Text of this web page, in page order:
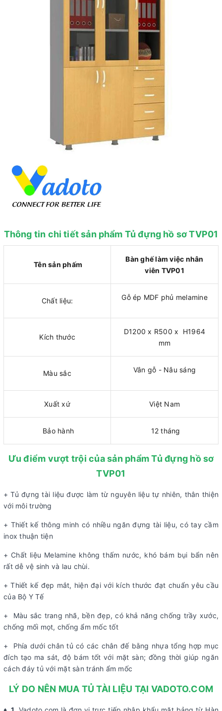
Thông tin chi tiết sản phẩm Tủ đựng hồ sơ TVP01
Tên sản phấm
Bàn ghế làm việc nhân
viên TVP01
Chất liệu: Gỗ ép MDF phủ melamine
Kích thước
D1200 x R500 x H1964
mm
Màu sắc Vân gỗ - Nâu sáng
Xuất xứ Việt Nam
Bảo hành 12 tháng
Ưu điểm vượt trội của sản phẩm Tủ đựng hồ sơ
TVP01
+ Tủ đựng tài liệu được làm từ nguyên liệu tự nhiên, thân thiện
với môi trường
+ Thiết kế thông minh có nhiều ngăn đựng tài liệu, có tay cầm
inox thuận tiện
+ Chất liệu Melamine không thấm nước, khó bám bụi bẩn nên
rất dễ vệ sinh và lau chùi.
+ Thiết kế đẹp mắt, hiện đại với kích thước đạt chuẩn yêu cầu
của Bộ Y Tế
+ Màu sắc trang nhã, bền đẹp, có khả năng chống trầy xước,
chống mối mọt, chống ẩm mốc tốt
+ Phía dưới chân tủ có các chân đế bằng nhựa tổng hợp mục
đích tạo ma sát, độ bám tốt với mặt sàn; đồng thời giúp ngăn
cách đáy tủ với mặt sàn tránh ẩm mốc
LÝ DO NÊN MUA TỦ TÀI LIỆU TẠI VADOTO.COM